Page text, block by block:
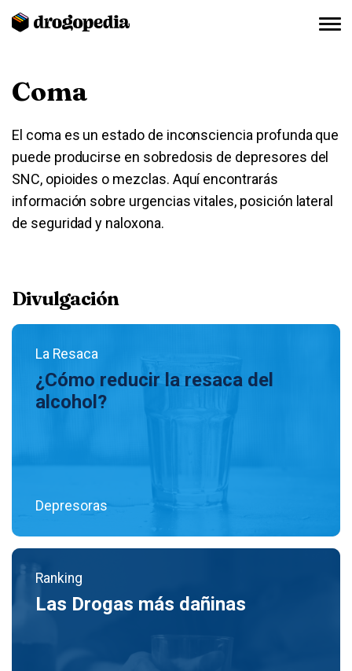
Coma
El coma es un estado de inconsciencia profunda que
puede producirse en sobredosis de depresores del
SNC, opioides o mezclas. Aquí encontrarás
información sobre urgencias vitales, posición lateral
de seguridad y naloxona.
Divulgación
La Resaca
¿Cómo reducir la resaca del
alcohol?
Depresoras
Ranking
Las Drogas más dañinas